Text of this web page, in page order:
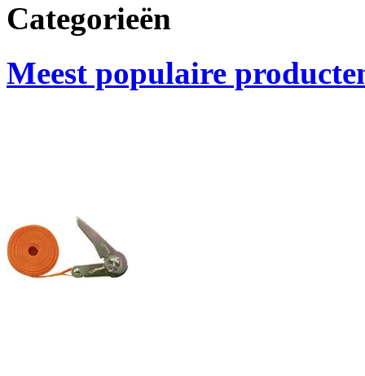
Categorieën
Meest populaire